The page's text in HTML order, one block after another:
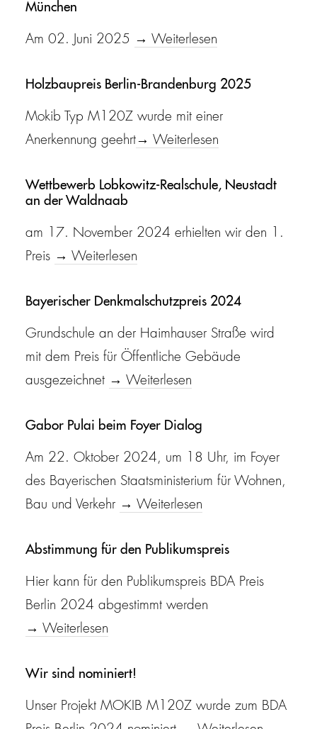
München
Am 02. Juni 2025 → Weiterlesen
Holzbaupreis Berlin-Brandenburg 2025
Mokib Typ M120Z wurde mit einer
Anerkennung geehrt→ Weiterlesen
Wettbewerb Lobkowitz-Realschule, Neustadt
an der Waldnaab
am 17. November 2024 erhielten wir den 1.
Preis → Weiterlesen
Bayerischer Denkmalschutzpreis 2024
Grundschule an der Haimhauser Straße wird
mit dem Preis für Öffentliche Gebäude
ausgezeichnet → Weiterlesen
Gabor Pulai beim Foyer Dialog
Am 22. Oktober 2024, um 18 Uhr, im Foyer
des Bayerischen Staatsministerium für Wohnen,
Bau und Verkehr → Weiterlesen
Abstimmung für den Publikumspreis
Hier kann für den Publikumspreis BDA Preis
Berlin 2024 abgestimmt werden
→ Weiterlesen
Wir sind nominiert!
Unser Projekt MOKIB M120Z wurde zum BDA